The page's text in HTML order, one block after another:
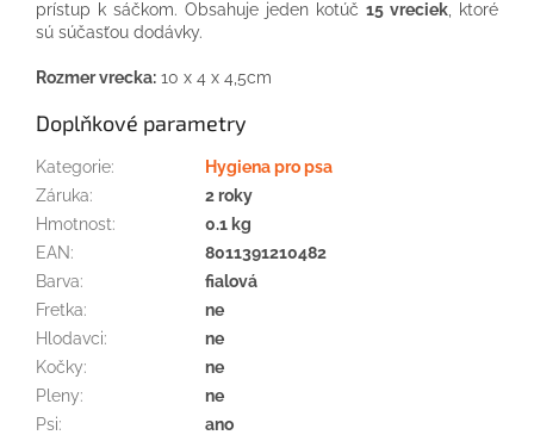
prístup k sáčkom. Obsahuje jeden kotúč 15 vreciek , ktoré
sú súčasťou dodávky.
Rozmer vrecka: 10 x 4 x 4,5cm
Doplňkové parametry
Kategorie:
Hygiena pro psa
Záruka:
2 roky
Hmotnost:
0.1 kg
EAN:
8011391210482
Barva:
fialová
Fretka:
ne
Hlodavci:
ne
Kočky:
ne
Pleny:
ne
Psi:
ano